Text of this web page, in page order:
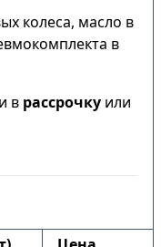
колеса, масло в
в
в рассрочку или